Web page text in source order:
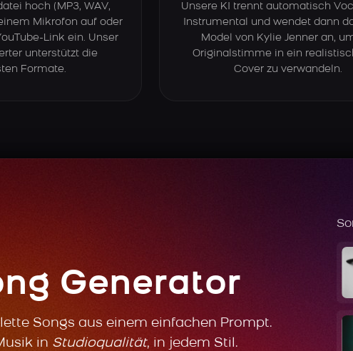
hoch (MP3, WAV,
Mikrofon auf oder
Link ein. Unser
unterstützt die
Formate.
Unsere KI trennt automatisch
Instrumental und wendet dann
Model von Kylie Jenner an,
Originalstimme in ein
Cover zu verwandeln.
Generator
Songs aus einem einfachen Prompt.
in Studioqualität, in jedem Stil.